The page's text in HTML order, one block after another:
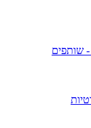
שותפים